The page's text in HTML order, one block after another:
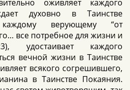
оживляет каждого
духовно в Таинстве
верующему “от
все потребное для жизни и
удостаивает каждого
вечной жизни в Таинстве
всякого согрешившего,
в Таинстве Покаяния.